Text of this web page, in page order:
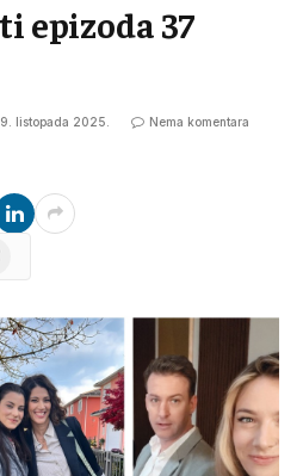
epizoda 37
listopada 2025. Nema komentara